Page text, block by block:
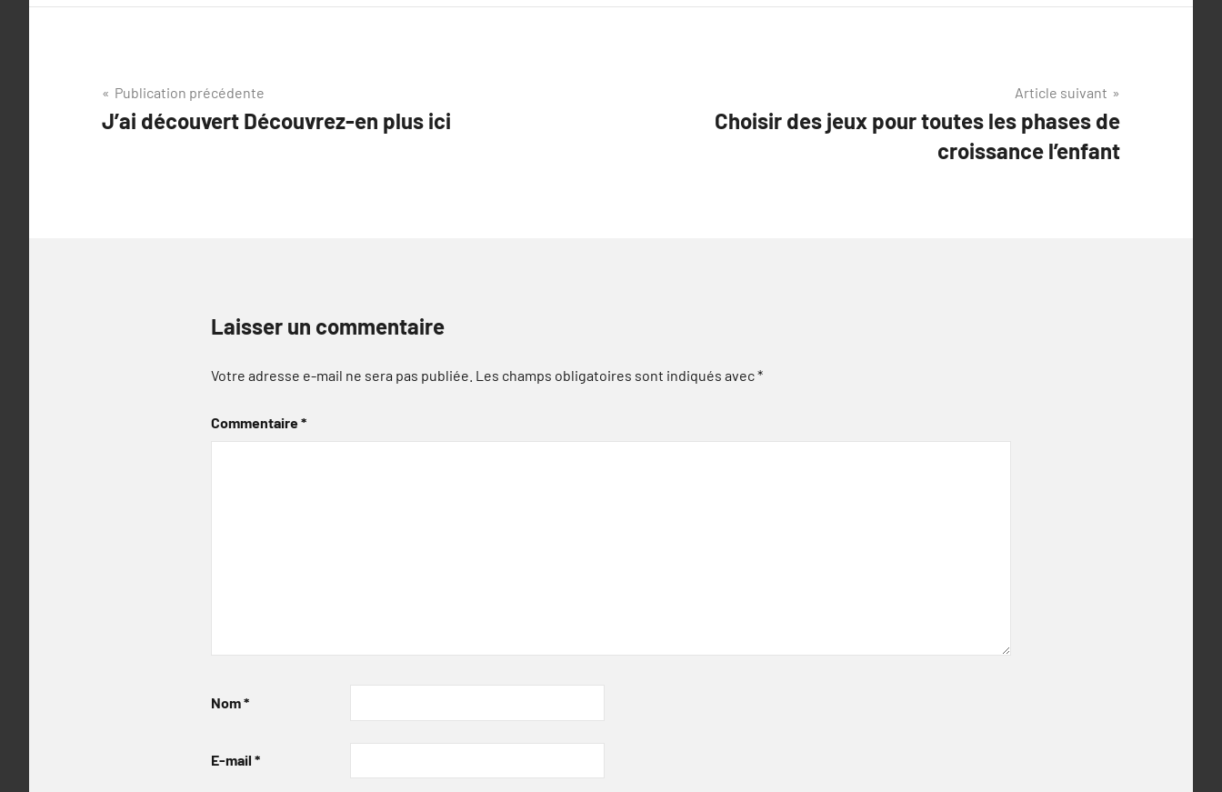
Navigation
de
Publication précédente
J’ai découvert Découvrez-en plus ici
Article suivant
Choisir des jeux pour toutes les phases de
croissance l’enfant
Laisser un commentaire
Votre adresse e-mail ne sera pas publiée. Les champs obligatoires sont indiqués avec*
Commentaire*
Nom*
E-mail *